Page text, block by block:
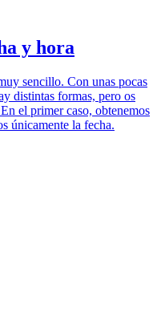
y hora
sencillo. Con unas pocas
distintas formas, pero os
el primer caso, obtenemos
únicamente la fecha.